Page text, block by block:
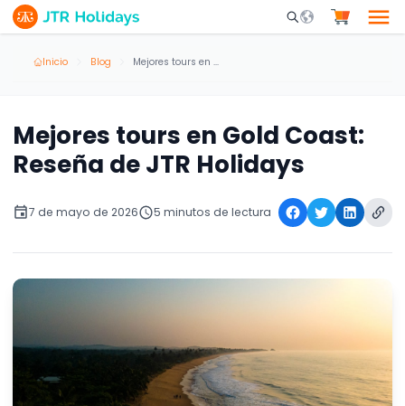
Mobile Search
Inicio Blog Mejores tours en Gold Coast: Reseña de JTR Holidays
Mejores tours en Gold Coast:
Reseña de JTR Holidays
7 de mayo de 2026 5 minutos de lectura